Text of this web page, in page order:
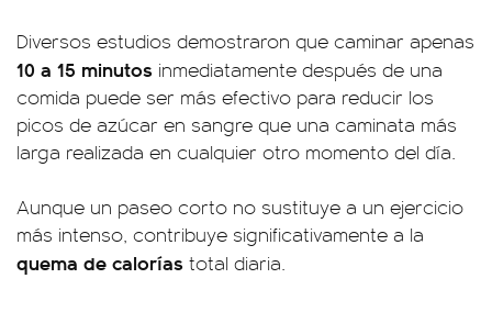
Diversos estudios demostraron que caminar apenas
10 a 15 minutos inmediatamente después de una
comida puede ser más efectivo para reducir los
picos de azúcar en sangre que una caminata más
larga realizada en cualquier otro momento del día.
Aunque un paseo corto no sustituye a un ejercicio
más intenso, contribuye significativamente a la
quema de calorías total diaria.